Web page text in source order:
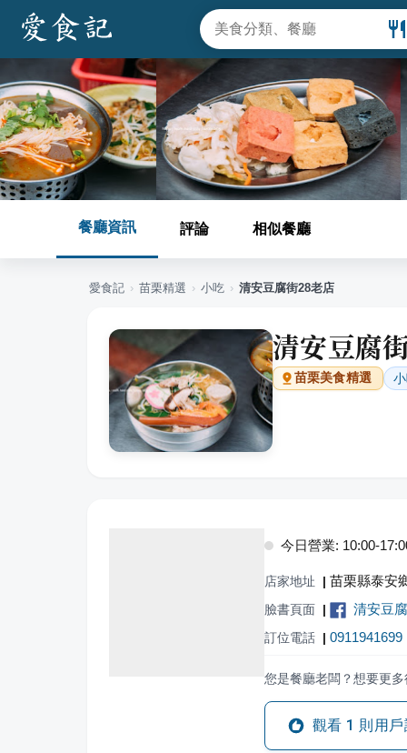
餐廳資訊 評論 相似餐廳
愛食記 › 苗栗精選 › 小吃 › 清安豆腐街28老店
清安豆腐
苗栗美食精選
今日營業: 10:00-
店家地址 | 苗栗縣泰安
臉書頁面 | 清安豆
訂位電話 | 0911941699
您是餐廳老闆？想要更
觀看 1 則用